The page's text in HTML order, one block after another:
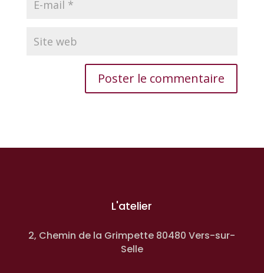
L'atelier
2, Chemin de la Grimpette 80480 Vers-sur-
Selle